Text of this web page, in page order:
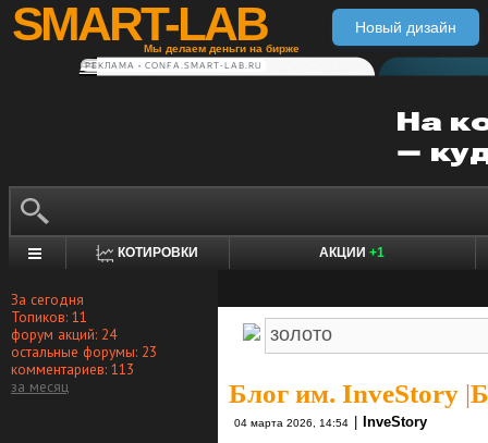
SMART-LAB
Мы делаем деньги на бирже
Новый дизайн
РЕКЛАМА • CONFA.SMART-LAB.RU
КОТИРОВКИ АКЦИИ +1
За сегодня
Топиков: 11
форум акций: 24
остальные форумы: 23
комментариев: 113
за месяц
Блог им. InveStory |
04 марта 2026, 14:54 InveStory